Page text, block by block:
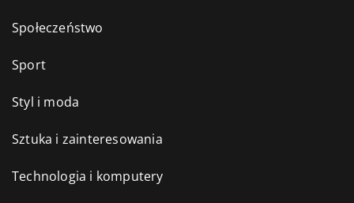
Społeczeństwo
Sport
Styl i moda
Sztuka i zainteresowania
Technologia i komputery